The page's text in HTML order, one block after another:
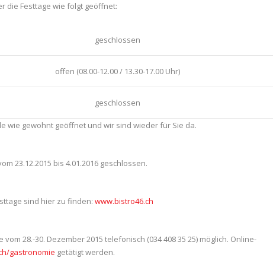
die Festtage wie folgt geöffnet:
geschlossen
offen (08.00-12.00 / 13.30-17.00 Uhr)
geschlossen
wie gewohnt geöffnet und wir sind wieder für Sie da.
23.12.2015 bis 4.01.2016 geschlossen.
sind hier zu finden: www.bistro46.ch
28.-30. Dezember 2015 telefonisch (034 408 35 25) möglich. Online-
gastronomie getätigt werden.